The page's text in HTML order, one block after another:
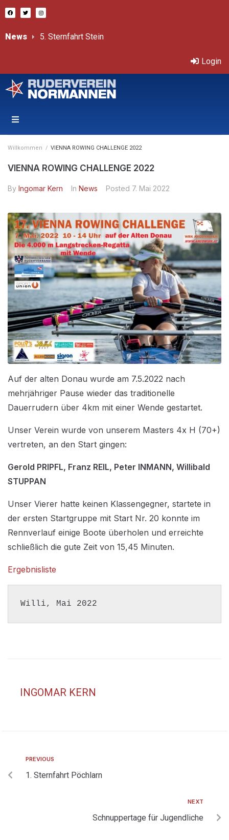
News Bericht von Sprint-ÖM
Login
Willkommen / VIENNA ROWING CHALLENGE 2022
VIENNA ROWING CHALLENGE 2022
By Ingomar Kern In News Posted 7. Mai 2022
Auf der alten Donau wurde am 7.5.2022 nach
mehrjähriger Pause wieder das traditionelle
Dauerrudern über 4km mit einer Wende gestartet.
Unser Verein wurde von unserem Masters 4x H (70+)
vertreten, an den Start gingen:
Gerold PRIPFL, Franz REIL, Peter INMANN, Willibald
STUPPAN
Unser Vierer hatte keinen Klassengegner, startete in
der ersten Startgruppe mit Start Nr. 20 konnte im
Rennverlauf einige Boote überholen und erreichte
schließlich die gute Zeit von 15,45 Minuten.
Ergebnisliste
Willi, Mai 2022
INGOMAR KERN
PREVIOUS
1. Sternfahrt Pöchlarn
NEXT
Schnuppertage für Jugendliche